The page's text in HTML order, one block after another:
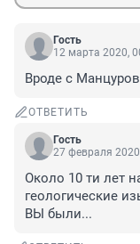
Гость
12 марта 2020,
Вроде с
ОТВЕТИТЬ
Гость
27 февраля
Около 10 ти лет
геологические
ВЫ были...